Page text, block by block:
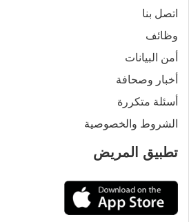
اتصل بنا
وظائف
أمن البيانات
أخبار وصحافة
أسئلة متكررة
الشروط والخصوصية
تطبيق المريض